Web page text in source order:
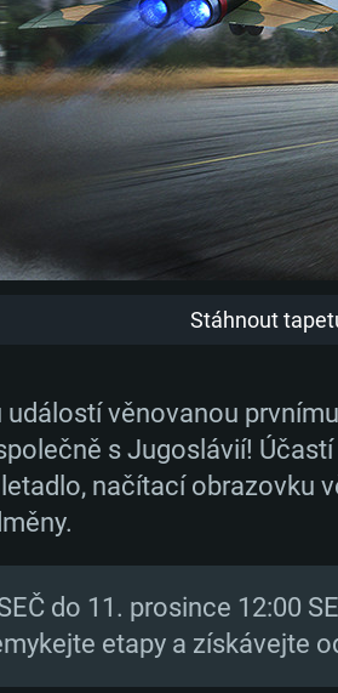
Stáhnout
věnovanou
s Jugoslávií!
načítací obrazovku
do 11. prosince 12:00
etapy a získávejte